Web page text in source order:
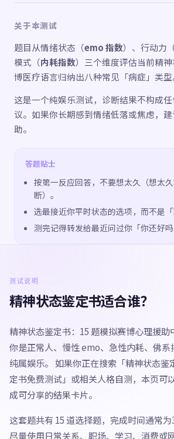
关于本测试
题目从情绪状态（emo 指数）、行动力
模式（内耗指数）三个维度评估当前精
博医疗语言归纳出八种常见「病症」类型
这是一个纯娱乐测试，诊断结果不构成
议。如果你长期感到情绪低落或焦虑，
助。
答题贴士
按第一反应回答，不要想太久（想太
断）。
选最接近你平时状态的选项，而不是「
测完记得转发给最近问过你「你还好吗
测试说明
精神状态鉴定书适合谁？
精神状态鉴定书：15 题模拟赛博心理援助
你是正常人、慢性 emo、急性内耗、佛系
纯属娱乐。 如果你正在搜索「精神状态鉴
定书免费测试」或相关人格自测，本页可
成可分享的结果卡片。
这套题共有 15 道选择题，完成时间通常
尽量使用日常关系、职场、学习、消费或